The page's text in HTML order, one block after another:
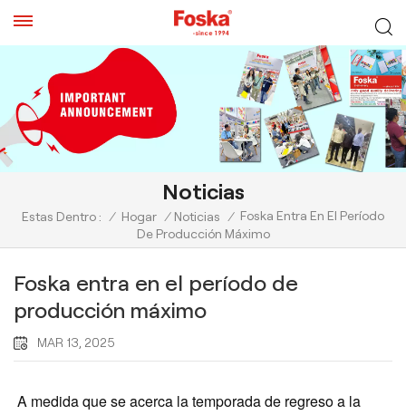
Noticias
Estas Dentro : / Hogar / Noticias / Foska Entra En El Período
De Producción Máximo
Foska entra en el período de
producción máximo
MAR 13, 2025
A medida que se acerca la temporada de regreso a la